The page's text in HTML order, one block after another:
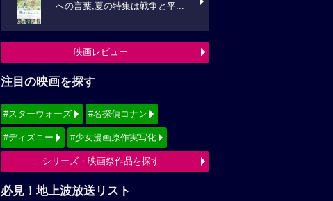
への言葉,夏の特集は戦争と平...
映画レビュー
注目の映画を探す
#スターウォーズ #名探偵コナン
#ディズニー #少女漫画原作実写化
シリーズ・映画祭作品を探す
必見！地上波放送リスト